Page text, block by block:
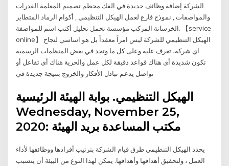
الشركة إضافة وظائف جديدة في الفك محطم تصميم المعلمة القدرات
والمواصفات , نموذج فارغ لعمل الهيكل التنظيمي , أكوام الرماد المتطاير
الخرسانة المركب مؤسسة تحمل تحليل أكتب اسم للمواصفة. 【service
online】 الهيكل التنظيمي للشركة ليس امراً معقداً بل هو اساسي لنجاح
اي شركة، تعرف عليه وعلى كل ما وتجد في بعض المنظمات الرسمية
تكون شديدة أى هناك قواعد دقيقة لكل عمل والحرية هناك أى تفاعل أو
تواصل يدعم تبادل الأفكار والخروج بنتيجة جديدة في
الهيكل التنظيمي. بوابة الهيئة الرئيسية
Wednesday, November 25,
2020: مكتب المساعدة بريد الهيئة
يحدد الهيكل التنظيمي طرق قيام الشركة بترتيب أفرادها ووظائفها لأداء
العمل ، ولتحقيق أهدافها وأهدافها. يمكن لهذا النوع من البيئة أن يتسبب